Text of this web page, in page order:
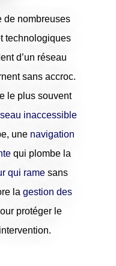
de nombreuses
technologiques
d’un réseau
sans accroc.
le plus souvent
inaccessible
une navigation
qui plombe la
qui ramesans
la gestion des
protéger le